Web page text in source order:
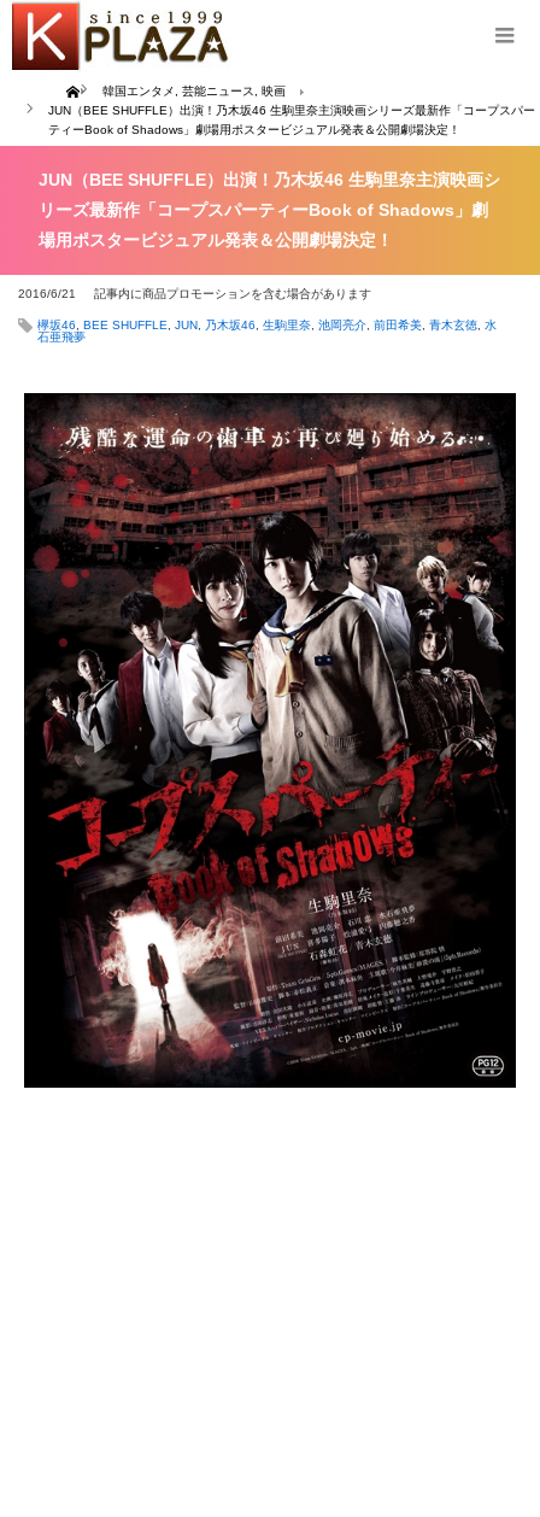
Home 韓国エンタメ 芸能ニュース
映画
JUN（BEE SHUFFLE）出演！乃木坂46 生駒里奈主演映画シリーズ最新作「コープスパー
ティーBook of Shadows」劇場用ポスタービジュアル発表＆公開劇場決定！
JUN（BEE SHUFFLE）出演！乃木坂46 生駒里奈主演映画シ
リーズ最新作「コープスパーティーBook of Shadows」劇
場用ポスタービジュアル発表＆公開劇場決定！
2016/6/21 記事内に商品プロモーションを含む場合があります
欅坂46 BEE SHUFFLE JUN 乃木坂46 生駒里奈 池岡亮介 前田希美 青木玄徳 水
石亜飛夢